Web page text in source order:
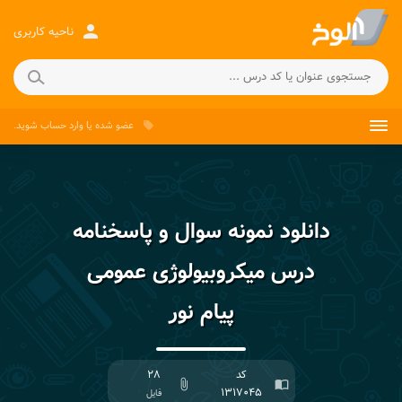
person ناحیه کاربری
local_offer عضو شده یاوارد حساب شوید.
دانلود نمونه سوال و پاسخنامه
درس میکروبیولوژی عمومی
پیام نور
import_contacts
کد
۱۳۱۷۰۴۵
attach_file
۲۸
فایل